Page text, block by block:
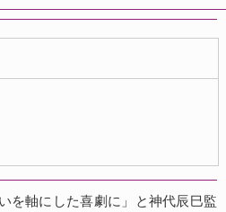
を軸にした喜劇に」と神代辰巳監